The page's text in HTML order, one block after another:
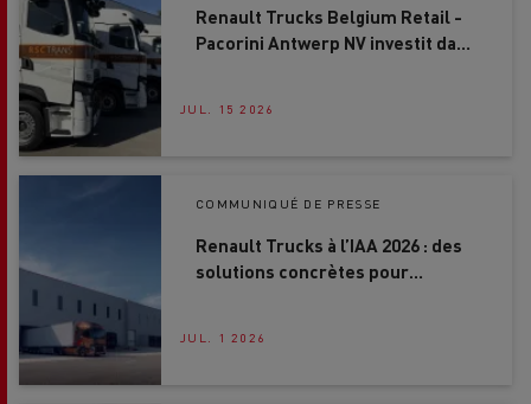
Renault Trucks Belgium Retail -
Pacorini Antwerp NV investit dans
JUL. 15 2026
COMMUNIQUÉ DE PRESSE
Renault Trucks à l’IAA 2026 : des
solutions concrètes pour
JUL. 1 2026